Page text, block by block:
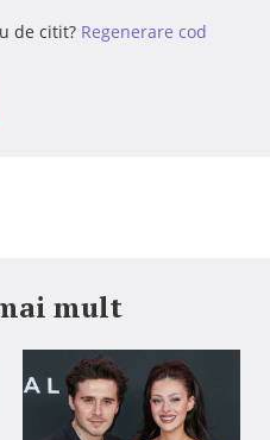
de citit? Regenerare cod
mult